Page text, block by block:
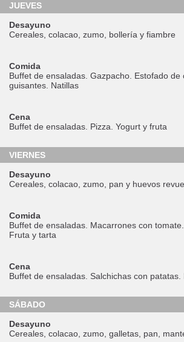
JUEVES
Desayuno
Cereales, colacao, zumo, bollería y fiambre
Comida
Buffet de ensaladas. Gazpacho. Estofado
guisantes. Natillas
Cena
Buffet de ensaladas. Pizza. Yogurt y fruta
VIERNES
Desayuno
Cereales, colacao, zumo, pan y huevos
Comida
Buffet de ensaladas. Macarrones con
Fruta y tarta
Cena
Buffet de ensaladas. Salchichas con patatas.
SÁBADO
Desayuno
Cereales, colacao, zumo, galletas, pan,